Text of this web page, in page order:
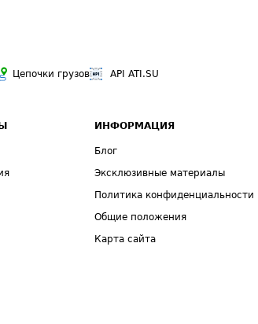
Цепочки грузов API ATI.SU
ИНФОРМАЦИЯ
Блог
Эксклюзивные материалы
Политика конфиденциальности
Общие положения
Карта сайта